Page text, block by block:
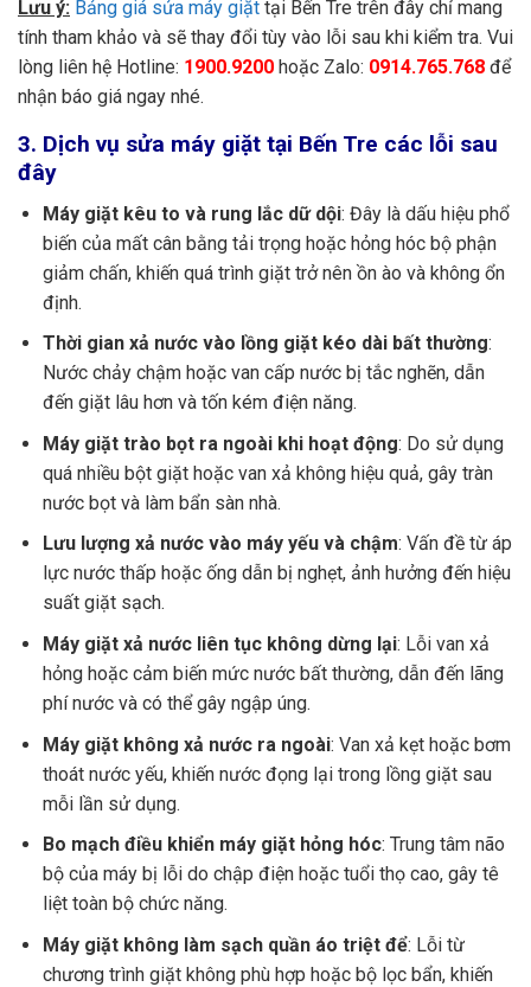
Làm đồng máy giặt 8.5kg -12kg 900.000đ – 1.200.000đ
Thay motor inverter (LG) 1.500.000đ
Lắp đặt máy giặt 200.000đ – 300.000đ
Thi công đường ống cấp nước
Thay mâm từ 2.000.000đ
Vệ sinh máy giặt
Bu lông ốc (3 cái) 15.000đ
Lò xo côn
Mâm máy giặt 150.000đ
Con lăn mâm máy giặt
Lò xo xoáy máy giặt 25.000đ
Móc chốt khoá cửa máy giặt 25.000đ
Cảo mâm máy giặt
Vải che bụi máy giặt 115.000đ
Lưu ý: Bảng giá sửa máy giặt tại Bến Tre trên đây chỉ mang
tính tham khảo và sẽ thay đổi tùy vào lỗi sau khi kiểm tra. Vui
lòng liên hệ Hotline: 1900.9200 hoặc Zalo: 0914.765.768 để
nhận báo giá ngay nhé.
3. Dịch vụ sửa máy giặt tại Bến Tre các lỗi sau
đây
Máy giặt kêu to và rung lắc dữ dội: Đây là dấu hiệu phổ
biến của mất cân bằng tải trọng hoặc hỏng hóc bộ phận
giảm chấn, khiến quá trình giặt trở nên ồn ào và không ổn
định.
Thời gian xả nước vào lồng giặt kéo dài bất thường:
Nước chảy chậm hoặc van cấp nước bị tắc nghẽn, dẫn
đến giặt lâu hơn và tốn kém điện năng.
Máy giặt trào bọt ra ngoài khi hoạt động: Do sử dụng
quá nhiều bột giặt hoặc van xả không hiệu quả, gây tràn
nước bọt và làm bẩn sàn nhà.
Lưu lượng xả nước vào máy yếu và chậm: Vấn đề từ áp
lực nước thấp hoặc ống dẫn bị nghẹt, ảnh hưởng đến hiệu
suất giặt sạch.
Máy giặt xả nước liên tục không dừng lại: Lỗi van xả
hỏng hoặc cảm biến mức nước bất thường, dẫn đến lãng
phí nước và có thể gây ngập úng.
Máy giặt không xả nước ra ngoài: Van xả kẹt hoặc bơm
thoát nước yếu, khiến nước đọng lại trong lồng giặt sau
mỗi lần sử dụng.
Bo mạch điều khiển máy giặt hỏng hóc: Trung tâm não
bộ của máy bị lỗi do chập điện hoặc tuổi thọ cao, gây tê
liệt toàn bộ chức năng.
Máy giặt không làm sạch quần áo triệt để: Lỗi từ
chương trình giặt không phù hợp hoặc bộ lọc bẩn, khiến